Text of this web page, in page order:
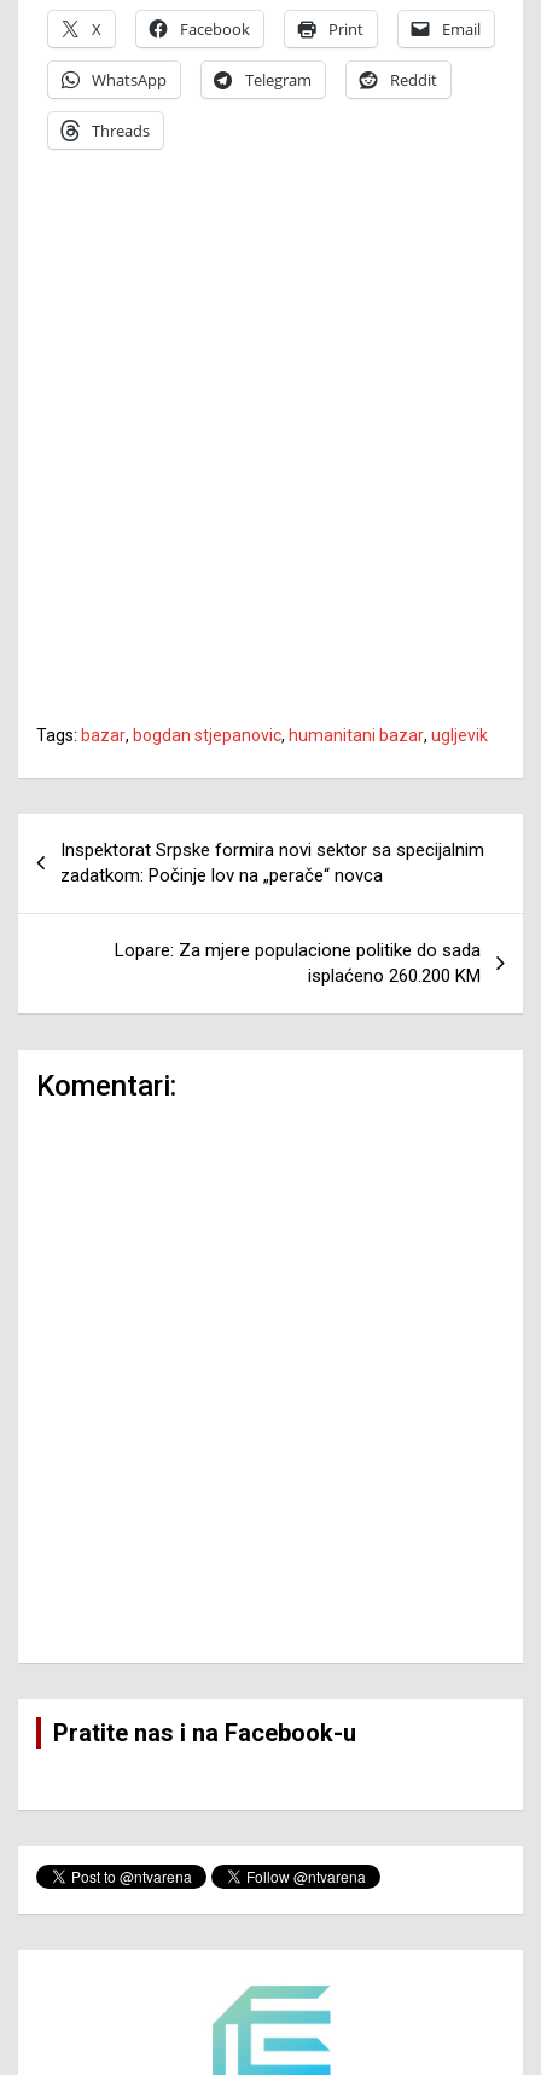
X Facebook Print Email
WhatsApp Telegram Reddit
Threads
Tags: bazar, bogdan stjepanovic, humanitani bazar, ugljevik
članaka
Inspektorat Srpske formira novi sektor sa specijalnim
zadatkom: Počinje lov na „perače“ novca
Lopare: Za mjere populacione politike do sada
isplaćeno 260.200 KM
Komentari:
Pratite nas i na Facebook-u